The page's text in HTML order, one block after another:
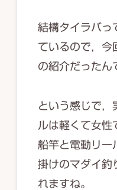
結構タイラバっ
ているので，今
の紹介だったん
という感じで，
ルは軽くて女性
船竿と電動リー
掛けのマダイ釣
れますね。